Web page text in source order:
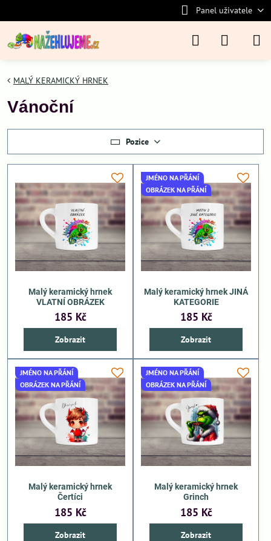
Panel uživatele
MALÝ KERAMICKÝ HRNEK
Vánoční
Pozice
Malý keramický hrnek
VLATNÍ OBRÁZEK
185 Kč
Zobrazit
JMÉNO NA PŘÁNÍ
OBRÁZEK NA PŘÁNÍ
Malý keramický hrnek JINÁ
KATEGORIE
185 Kč
Zobrazit
JMÉNO NA PŘÁNÍ
OBRÁZEK NA PŘÁNÍ
Malý keramický hrnek
Čertíci
185 Kč
Zobrazit
JMÉNO NA PŘÁNÍ
OBRÁZEK NA PŘÁNÍ
Malý keramický hrnek
Grinch
185 Kč
Zobrazit